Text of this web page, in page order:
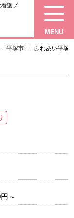
看護プ
MENU
平塚市 ふれあい平塚
～